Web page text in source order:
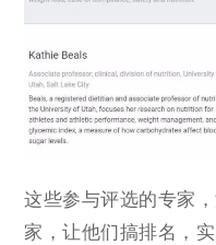
这些参与评选的专家
家，让他们搞排名，